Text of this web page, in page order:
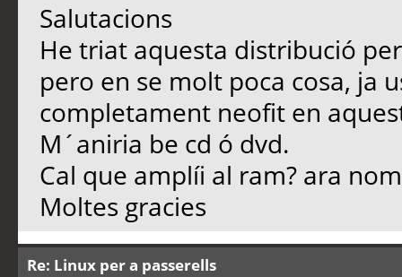
Salutacions
He triat aquesta distribució
pero en se molt poca cosa, ja
completament neofit en
M´aniria be cd ó dvd.
Cal que amplíi al ram? ara
Moltes gracies
Re: Linux per a passerells